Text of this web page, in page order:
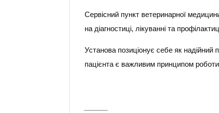
Сервісний пункт ветеринарної
на діагностиці, лікуванні та
Установа позиціонує себе як надійний
пацієнта є важливим принципом